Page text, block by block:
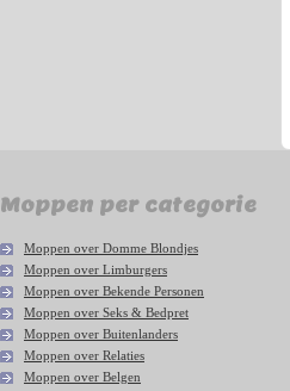
Moppen per categorie
Moppen over Domme Blondjes
Moppen over Limburgers
Moppen over Bekende Personen
Moppen over Seks & Bedpret
Moppen over Buitenlanders
Moppen over Relaties
Moppen over Belgen